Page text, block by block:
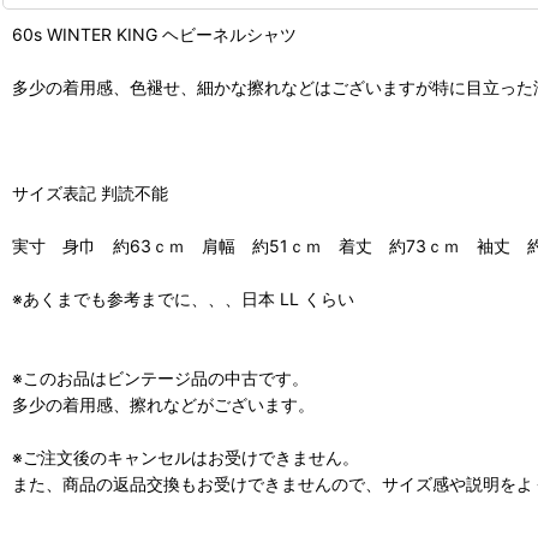
60s WINTER KING ヘビーネルシャツ
多少の着用感、色褪せ、細かな擦れなどはございますが特に目立っ
サイズ表記 判読不能
実寸 身巾 約63ｃｍ 肩幅 約51ｃｍ 着丈 約73ｃｍ 袖丈
※あくまでも参考までに、、、日本 LL くらい
※このお品はビンテージ品の中古です。
多少の着用感、擦れなどがございます。
※ご注文後のキャンセルはお受けできません。
また、商品の返品交換もお受けできませんので、サイズ感や説明を